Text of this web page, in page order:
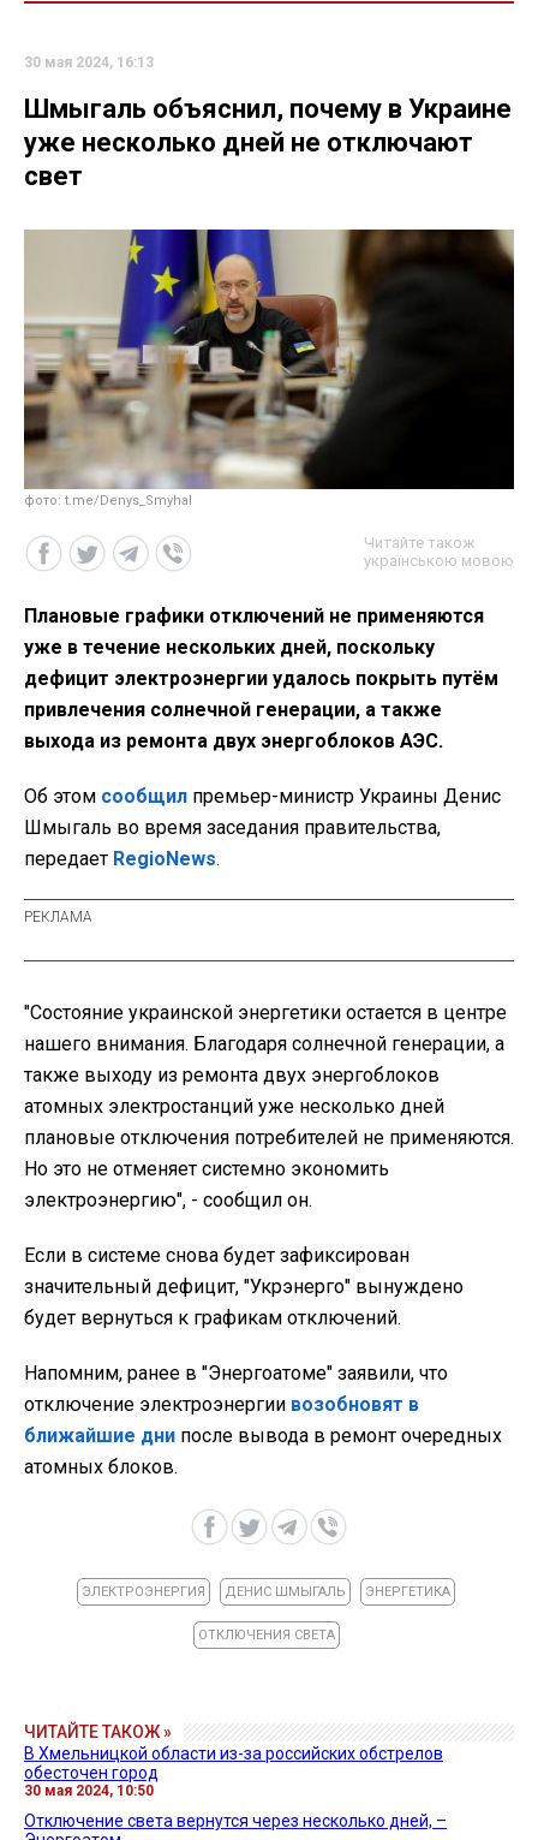
30 мая 2024, 16:13
Шмыгаль объяснил, почему в Украине
уже несколько дней не отключают
свет
фото: t.me/Denys_Smyhal
Читайте також
українською мовою
Плановые графики отключений не применяются
уже в течение нескольких дней, поскольку
дефицит электроэнергии удалось покрыть путём
привлечения солнечной генерации, а также
выхода из ремонта двух энергоблоков АЭС.
Об этом сообщил премьер-министр Украины Денис
Шмыгаль во время заседания правительства,
передает RegioNews.
"Состояние украинской энергетики остается в центре
нашего внимания. Благодаря солнечной генерации, а
также выходу из ремонта двух энергоблоков
атомных электростанций уже несколько дней
плановые отключения потребителей не применяются.
Но это не отменяет системно экономить
электроэнергию", - сообщил он.
Если в системе снова будет зафиксирован
значительный дефицит, "Укрэнерго" вынуждено
будет вернуться к графикам отключений.
Напомним, ранее в "Энергоатоме" заявили, что
отключение электроэнергии возобновят в
ближайшие дни после вывода в ремонт очередных
атомных блоков.
ЭЛЕКТРОЭНЕРГИЯ ДЕНИС ШМЫГАЛЬ ЭНЕРГЕТИКА
ОТКЛЮЧЕНИЯ СВЕТА
ЧИТАЙТЕ ТАКОЖ »
В Хмельницкой области из-за российских обстрелов
обесточен город
30 мая 2024, 10:50
Отключение света вернутся через несколько дней, –